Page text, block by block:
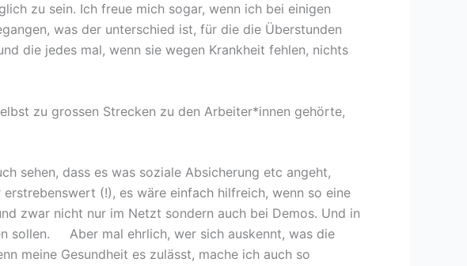
zu sein. Ich freue mich sogar, wenn ich bei einigen
was der unterschied ist, für die die Überstunden
die jedes mal, wenn sie wegen Krankheit fehlen, nichts
zu grossen Strecken zu den Arbeiter*innen gehörte,
sehen, dass es was soziale Absicherung etc angeht,
(!), es wäre einfach hilfreich, wenn so eine
zwar nicht nur im Netzt sondern auch bei Demos. Und in
sollen. Aber mal ehrlich, wer sich auskennt, was die
meine Gesundheit es zulässt, mache ich auch so